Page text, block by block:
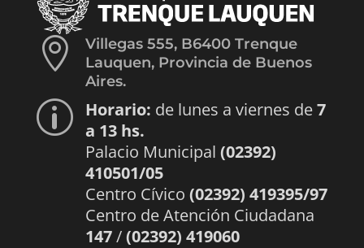

Villegas 555, B6400 Trenque
Lauquen, Provincia de Buenos
Aires.
p Horario: de lunes a viernes de7
a 13 hs.
Palacio Municipal (02392)
410501/05
Centro Cívico (02392) 419395/97
Centro de Atención Ciudadana
147/(02392) 419060